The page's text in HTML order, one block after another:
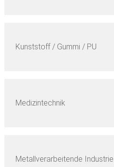
Kunststoff / Gummi / PU
Medizintechnik
Metallverarbeitende Industrie